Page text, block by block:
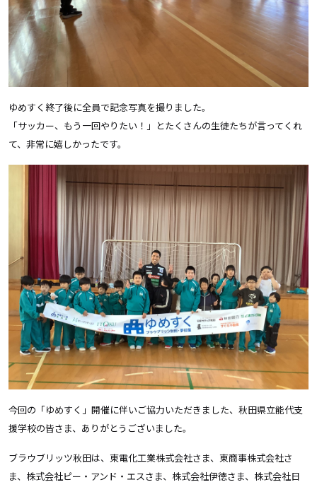
ゆめすく終了後に全員で記念写真を撮りました。
「サッカー、もう一回やりたい！」とたくさんの生徒たちが言ってくれ
て、非常に嬉しかったです。
今回の「ゆめすく」開催に伴いご協力いただきました、秋田県立能代支
援学校の皆さま、ありがとうございました。
ブラウブリッツ秋田は、東電化工業株式会社さま、東商事株式会社さ
ま、株式会社ピー・アンド・エスさま、株式会社伊徳さま、株式会社日